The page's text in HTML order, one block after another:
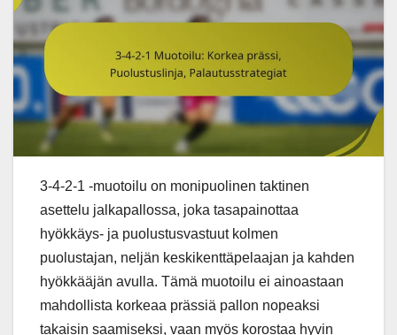
3-4-2-1 -muotoilu on monipuolinen taktinen
asettelu jalkapallossa, joka tasapainottaa
hyökkäys- ja puolustusvastuut kolmen
puolustajan, neljän keskikenttäpelaajan ja kahden
hyökkääjän avulla. Tämä muotoilu ei ainoastaan
mahdollista korkeaa prässiä pallon nopeaksi
takaisin saamiseksi, vaan myös korostaa hyvin